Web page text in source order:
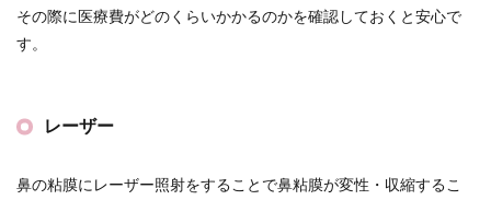
その際に医療費がどのくらいかかるのかを確認しておくと安心で
す。
レーザー
鼻の粘膜にレーザー照射をすることで鼻粘膜が変性・収縮するこ